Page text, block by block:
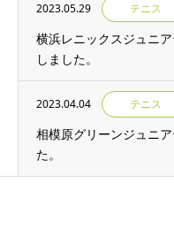
2023.05.29 テニス
横浜レニックスジュニ
しました。
2023.04.04 テニス
相模原グリーンジュニ
た。